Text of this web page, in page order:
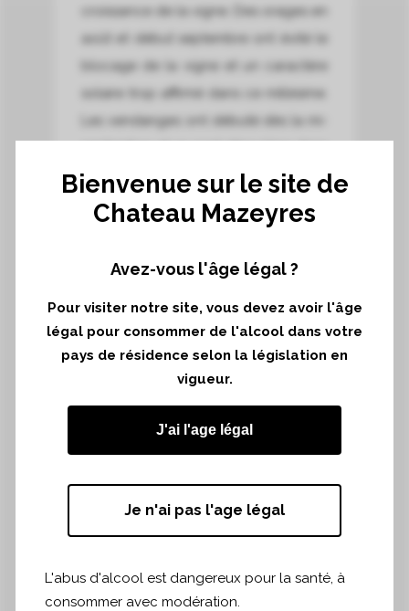
croissance de la vigne. Des orages en
août et début septembre ont évité le
blocage de la vigne et un caractère
solaire trop affirmé dans ce millésime.
Les vendanges ont débuté dès la mi-
d’agréables conditions.
Superficie de récolte*
Terroir de récolte*
graves argileuses et sables argileux
71 % Merlot – 27 % Cabernet Franc
11 septembre au 5 octobre
En savoir plus sur la vinification
Bienvenue sur le site de
Chateau Mazeyres
Avez-vous l'âge légal ?
Pour visiter notre site, vous devez avoir l'âge
légal pour consommer de l'alcool dans votre
pays de résidence selon la législation en
vigueur.
J'ai l'age légal
Je n'ai pas l'age légal
L'abus d'alcool est dangereux pour la santé, à
consommer avec modération.